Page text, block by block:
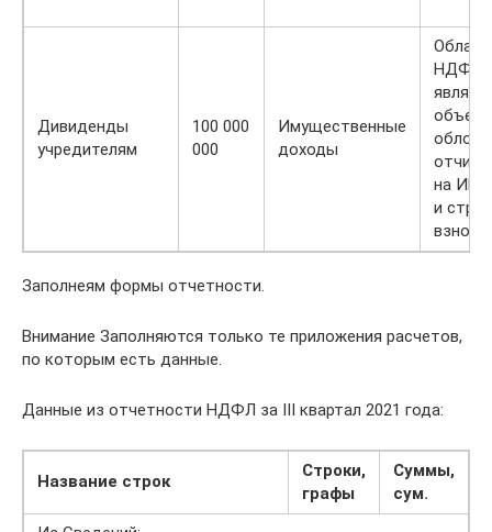
Дивиденды
учредителям
100 000
000
Имущественные
доходы
НДФЛ.
на
и
Заполнеям формы отчетности.
Внимание Заполняются только те приложения расчетов,
по которым есть данные.
Данные из отчетности НДФЛ за III квартал 2021 года:
Название строк
Строки,
графы
Суммы,
сум.